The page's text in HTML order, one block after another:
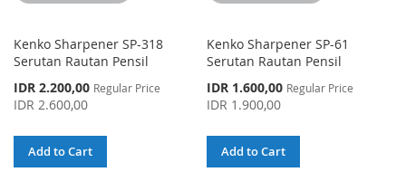
Kenko Sharpener SP-318
Serutan Rautan Pensil
Special
Price
IDR 2.200,00 Regular Price
IDR 2.600,00
Add to Cart
Kenko Sharpener SP-61
Serutan Rautan Pensil
Special
Price
IDR 1.600,00 Regular Price
IDR 1.900,00
Add to Cart